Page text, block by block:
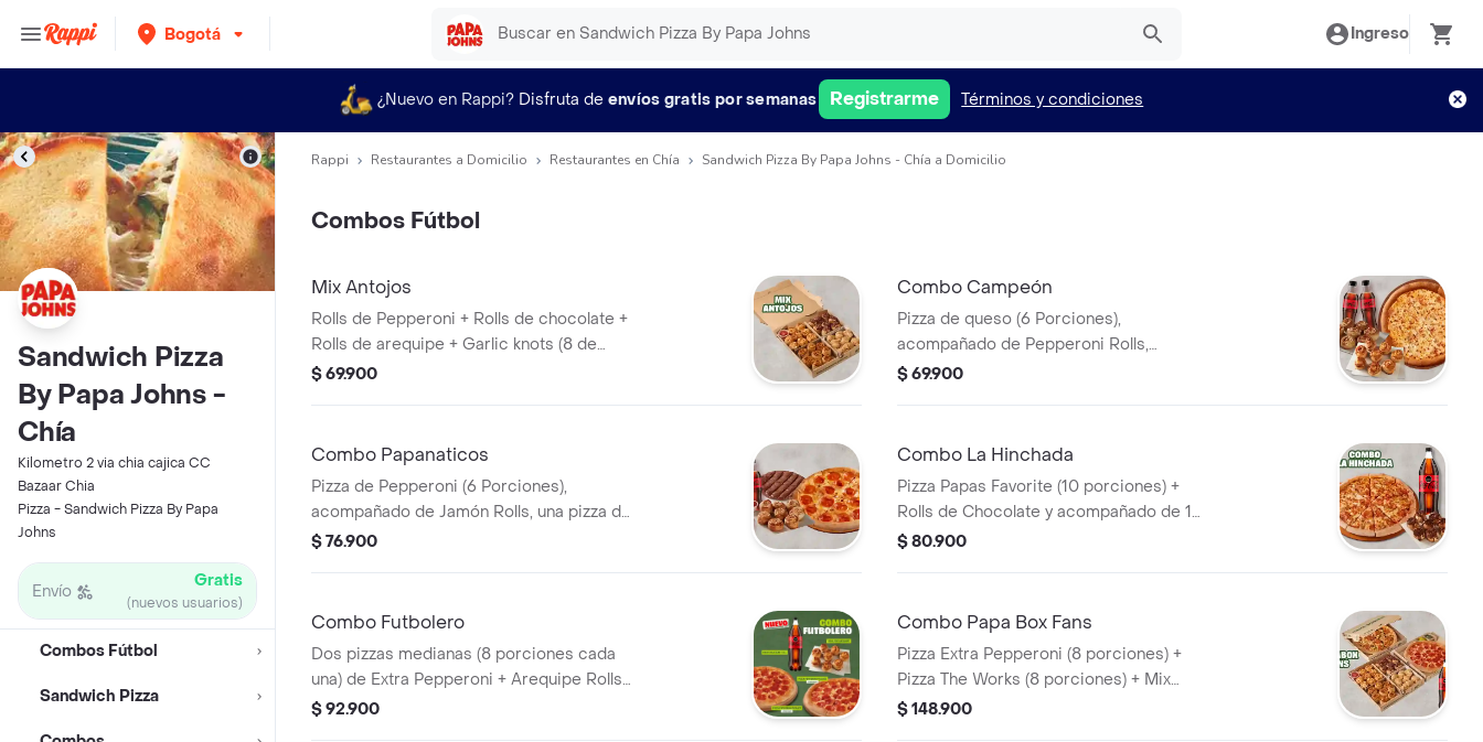
Bogotá Ingreso
¿Nuevo en Rappi? Disfruta de envíos gratis por semanas Registrarme Términos y condiciones
Sandwich Pizza
By Papa Johns -
Chía
Kilometro 2 via chia cajica CC
Bazaar Chia
Pizza - Sandwich Pizza By Papa
Johns
Envío Gratis
(nuevos usuarios)
Combos Fútbol
Sandwich Pizza
Rappi Restaurantes a Domicilio Restaurantes en Chía Sandwich Pizza By Papa Johns - Chía a Domicilio
Combos Fútbol
Mix Antojos
Rolls de Pepperoni + Rolls de chocolate +
Rolls de arequipe + Garlic knots (8 de
cada uno).
$ 69.900
Combo Campeón
Pizza de queso (6 Porciones),
acompañado de Pepperoni Rolls,
arequipe rolls y 2 Coca Cola (400ML).
$ 69.900
Combo Papanaticos
Pizza de Pepperoni (6 Porciones),
acompañado de Jamón Rolls, una pizza de
chocolate, y 2 Coca Cola (400ML). Incluye
$ 76.900
Combo La Hinchada
Pizza Papas Favorite (10 porciones) +
Rolls de Chocolate y acompañado de 1
Coca Cola (1.5 Lts). Incluye Salsa de Ajo,
$ 80.900
Combo Futbolero
Dos pizzas medianas (8 porciones cada
una) de Extra Pepperoni + Arequipe Rolls
+ Gaseosa 1,5L. Incluye Salsa de Ajo,
$ 92.900
Combo Papa Box Fans
Pizza Extra Pepperoni (8 porciones) +
Pizza The Works (8 porciones) + Mix
Antojos y acompañado de 2 Coca Cola
$ 148.900